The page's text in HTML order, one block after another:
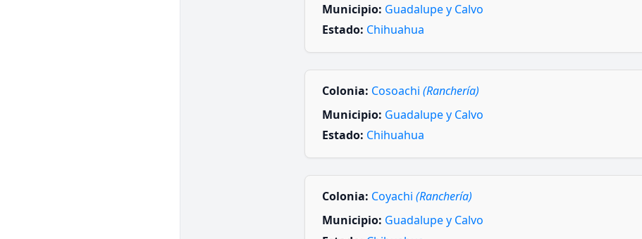
Municipio: Guadalupe y Calvo
Estado: Chihuahua
Colonia: Cosoachi (Ranchería)
Municipio: Guadalupe y Calvo
Estado: Chihuahua
Colonia: Coyachi (Ranchería)
Municipio: Guadalupe y Calvo